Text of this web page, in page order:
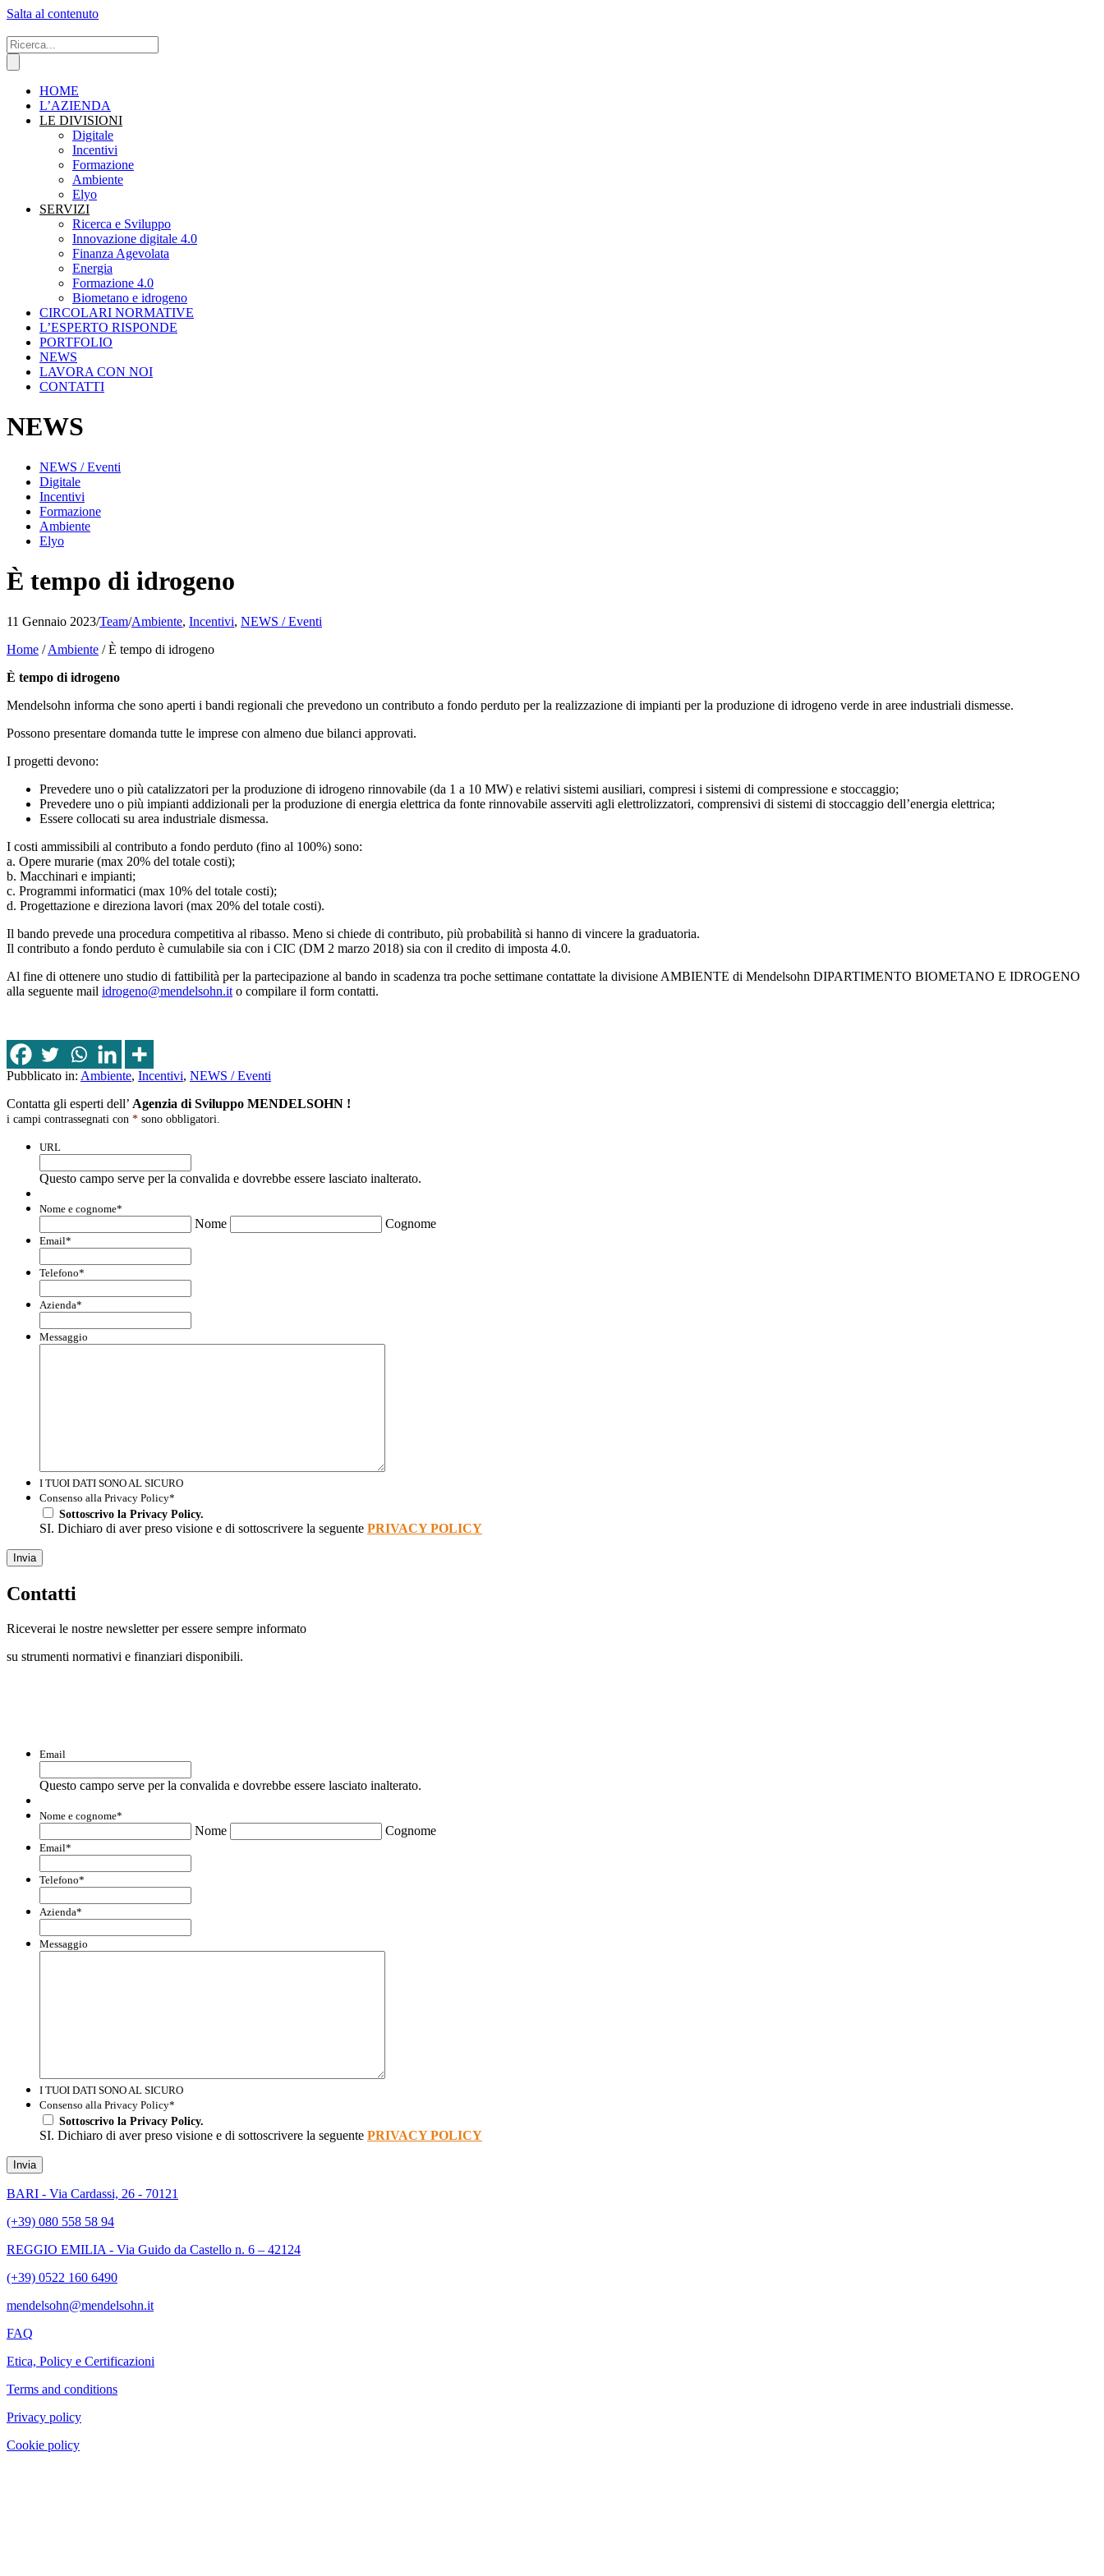
Salta al contenuto
HOME
L’AZIENDA
LE DIVISIONI
Digitale
Incentivi
Formazione
Ambiente
Elyo
SERVIZI
Ricerca e Sviluppo
Innovazione digitale 4.0
Finanza Agevolata
Energia
Formazione 4.0
Biometano e idrogeno
CIRCOLARI NORMATIVE
L’ESPERTO RISPONDE
PORTFOLIO
NEWS
LAVORA CON NOI
CONTATTI
NEWS
NEWS / Eventi
Digitale
Incentivi
Formazione
Ambiente
Elyo
È tempo di idrogeno
11 Gennaio 2023/Team/Ambiente, Incentivi, NEWS / Eventi
Home /Ambiente /È tempo di idrogeno
È tempo di idrogeno
Mendelsohn informa che sono aperti i bandi regionali che prevedono un contributo a fondo perduto per la realizzazione di impianti per la produzione di idrogeno verde in aree industriali dismesse.
Possono presentare domanda tutte le imprese con almeno due bilanci approvati.
I progetti devono:
Prevedere uno o più catalizzatori per la produzione di idrogeno rinnovabile (da 1 a 10 MW) e relativi sistemi ausiliari, compresi i sistemi di compressione e stoccaggio;
Prevedere uno o più impianti addizionali per la produzione di energia elettrica da fonte rinnovabile asserviti agli elettrolizzatori, comprensivi di sistemi di stoccaggio dell’energia elettrica;
Essere collocati su area industriale dismessa.
I costi ammissibili al contributo a fondo perduto (fino al 100%) sono:
a. Opere murarie (max 20% del totale costi);
b. Macchinari e impianti;
c. Programmi informatici (max 10% del totale costi);
d. Progettazione e direziona lavori (max 20% del totale costi).
Il bando prevede una procedura competitiva al ribasso. Meno si chiede di contributo, più probabilità si hanno di vincere la graduatoria.
Il contributo a fondo perduto è cumulabile sia con i CIC (DM 2 marzo 2018) sia con il credito di imposta 4.0.
Al fine di ottenere uno studio di fattibilità per la partecipazione al bando in scadenza tra poche settimane contattate la divisione AMBIENTE di Mendelsohn DIPARTIMENTO BIOMETANO E IDROGENO
alla seguente mail idrogeno@mendelsohn.it o compilare il form contatti.
Pubblicato in: Ambiente, Incentivi, NEWS / Eventi
Contatta gli esperti dell’ Agenzia di Sviluppo MENDELSOHN !
i campi contrassegnati con * sono obbligatori.
URL
Questo campo serve per la convalida e dovrebbe essere lasciato inalterato.
Nome e cognome*
Nome Cognome
Email*
Telefono*
Azienda*
Messaggio
I TUOI DATI SONO AL SICURO
Consenso alla Privacy Policy*
Sottoscrivo la Privacy Policy.
SI. Dichiaro di aver preso visione e di sottoscrivere la seguente PRIVACY POLICY
Invia
Contatti
Riceverai le nostre newsletter per essere sempre informato
su strumenti normativi e finanziari disponibili.
Email
Questo campo serve per la convalida e dovrebbe essere lasciato inalterato.
Nome e cognome*
Nome Cognome
Email*
Telefono*
Azienda*
Messaggio
I TUOI DATI SONO AL SICURO
Consenso alla Privacy Policy*
Sottoscrivo la Privacy Policy.
SI. Dichiaro di aver preso visione e di sottoscrivere la seguente PRIVACY POLICY
Invia
BARI - Via Cardassi, 26 - 70121
(+39) 080 558 58 94
REGGIO EMILIA - Via Guido da Castello n. 6 – 42124
(+39) 0522 160 6490
mendelsohn@mendelsohn.it
FAQ
Etica, Policy e Certificazioni
Terms and conditions
Privacy policy
Cookie policy